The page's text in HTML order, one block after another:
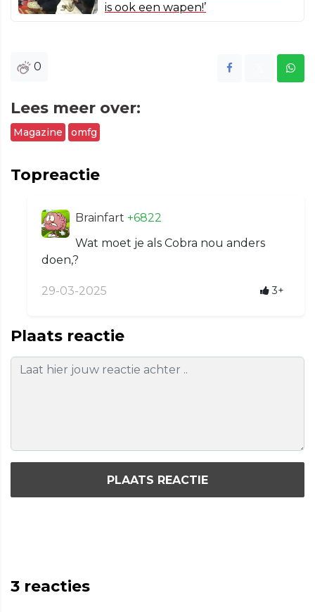
is ook een wapen!’
0
Lees meer over:
Magazine omfg
Topreactie
Brainfart +6822
Wat moet je als Cobra nou anders
doen,?
29-03-2025 3+
Plaats reactie
PLAATS REACTIE
3 reacties